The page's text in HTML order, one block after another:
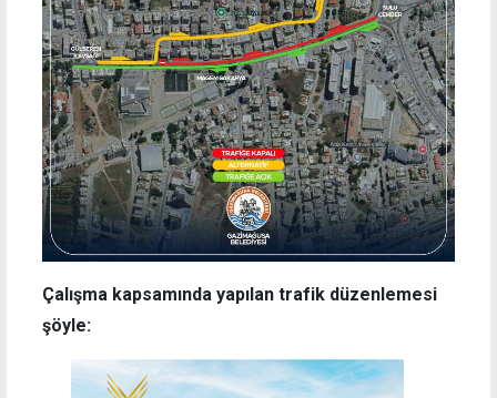
Çalışma kapsamında yapılan trafik düzenlemesi
şöyle: